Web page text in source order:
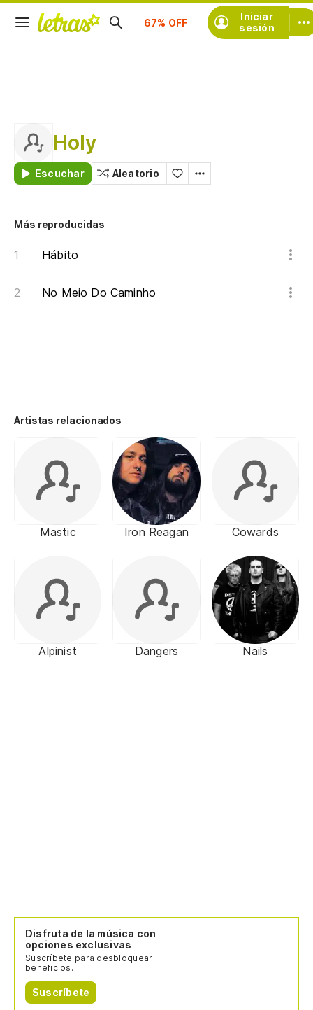
Iniciar
sesión
Suscríbete
Holy
Escuchar Aleatorio
Más reproducidas
Hábito
No Meio Do Caminho
Artistas relacionados
Mastic Iron Reagan Cowards
Alpinist Dangers Nails
Disfruta de la música con
opciones exclusivas
Suscríbete para desbloquear
beneficios.
Suscríbete